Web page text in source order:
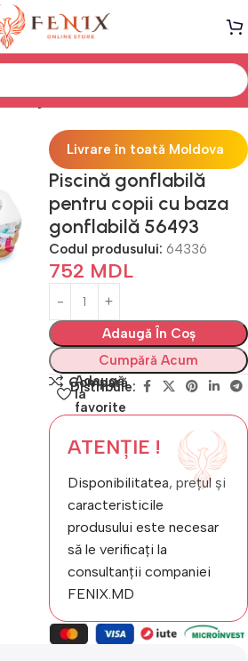
gonflabile
Livrare în toată Moldova
Piscină gonflabilă
pentru copii cu baza
gonflabilă 56493
Codul produsului: 64336
752 MDL
Adaugă În Coș
Cumpără Acum
Compară
Adaugă
la
favorite
Distribuie:
ATENȚIE !
Disponibilitatea, prețul și
caracteristicile
produsului este necesar
să le verificați la
consultanții companiei
FENIX.MD